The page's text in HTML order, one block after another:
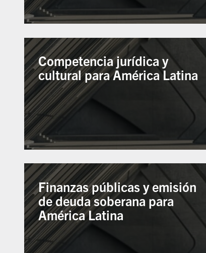
Competencia jurídica y
cultural para América Latina
Finanzas públicas y emisión
de deuda soberana para
América Latina